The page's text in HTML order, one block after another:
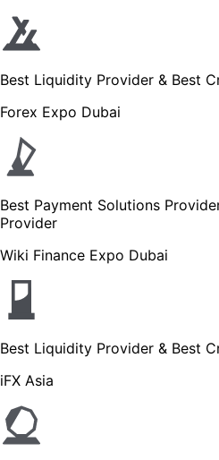
Best Liquidity Provider & Best
Forex Expo Dubai
Best Payment Solutions
Provider
Wiki Finance Expo Dubai
Best Liquidity Provider & Best
iFX Asia